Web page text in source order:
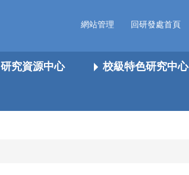
網站管理 回研發處首頁
研究資源中心 校級特色研究中心